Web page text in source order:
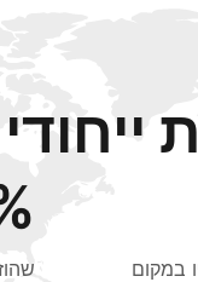
שהוזמנו ב-2024 היו במקום
שהוזמנו